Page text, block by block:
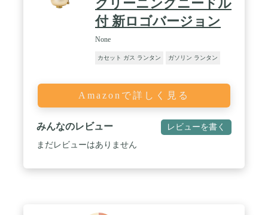
クリーニングニードル
付 新ロゴバージョン
None
カセット ガス ランタン ガソリン ランタン
Amazonで詳しく見る
みんなのレビュー レビューを書く
まだレビューはありません